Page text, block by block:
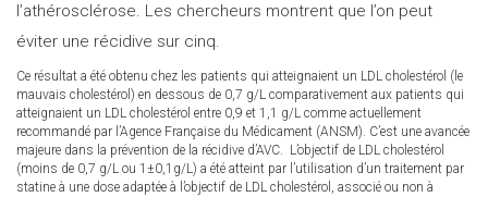
l’athérosclérose. Les chercheurs montrent que l’on peut
éviter une récidive sur cinq.
Ce résultat a été obtenu chez les patients qui atteignaient un LDL cholestérol (le
mauvais cholestérol) en dessous de 0,7 g/L comparativement aux patients qui
atteignaient un LDL cholestérol entre 0,9 et 1,1 g/L comme actuellement
recommandé par l’Agence Française du Médicament (ANSM). C’est une avancée
majeure dans la prévention de la récidive d’AVC. L’objectif de LDL cholestérol
(moins de 0,7 g/L ou 1±0,1g/L) a été atteint par l’utilisation d’un traitement par
statine à une dose adaptée à l’objectif de LDL cholestérol, associé ou non à